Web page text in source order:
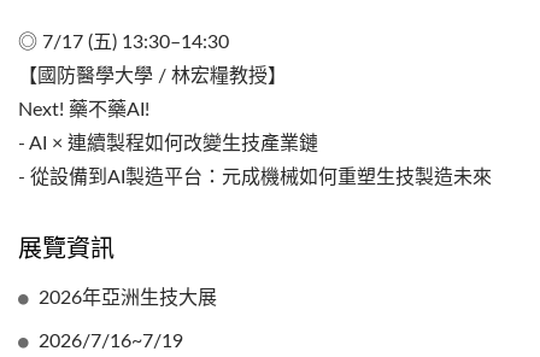
◎ 7/17 (五) 13:30–14:30
【國防醫學大學 / 林宏糧教授】
Next! 藥不藥AI!
- AI × 連續製程如何改變生技產業鏈
- 從設備到AI製造平台：元成機械如何重塑生技製造未來
展覽資訊
2026年亞洲生技大展
2026/7/16~7/19